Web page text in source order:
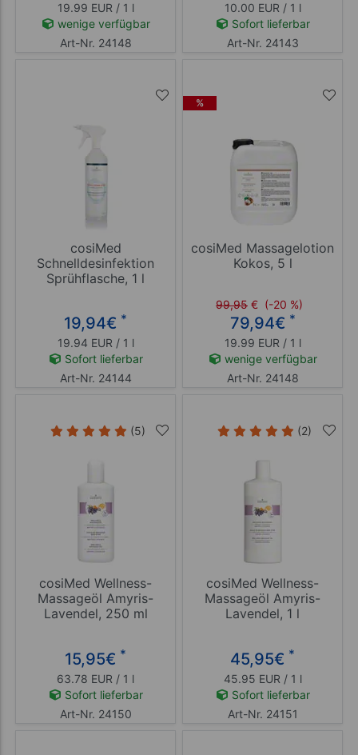
19.99 EUR / 1 l
wenige verfügbar
Art-Nr. 24148
10.00 EUR / 1 l
Sofort lieferbar
Art-Nr. 24143
cosiMed
Schnelldesinfektion
Sprühflasche, 1 l
19,94€ *
19.94 EUR / 1 l
Sofort lieferbar
Art-Nr. 24144
%
cosiMed Massagelotion
Kokos, 5 l
99,95 € (-20 %)
79,94€ *
19.99 EUR / 1 l
wenige verfügbar
Art-Nr. 24148
(5)
cosiMed Wellness-
Massageöl Amyris-
Lavendel, 250 ml
15,95€ *
63.78 EUR / 1 l
Sofort lieferbar
Art-Nr. 24150
(2)
cosiMed Wellness-
Massageöl Amyris-
Lavendel, 1 l
45,95€ *
45.95 EUR / 1 l
Sofort lieferbar
Art-Nr. 24151